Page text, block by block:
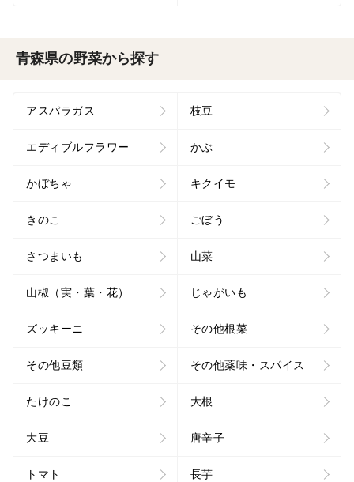
青森県の野菜から探す
アスパラガス 枝豆
エディブルフラワー かぶ
かぼちゃ キクイモ
きのこ ごぼう
さつまいも 山菜
山椒（実・葉・花） じゃがいも
ズッキーニ その他根菜
その他豆類 その他薬味・スパイス
たけのこ 大根
大豆 唐辛子
トマト 長芋